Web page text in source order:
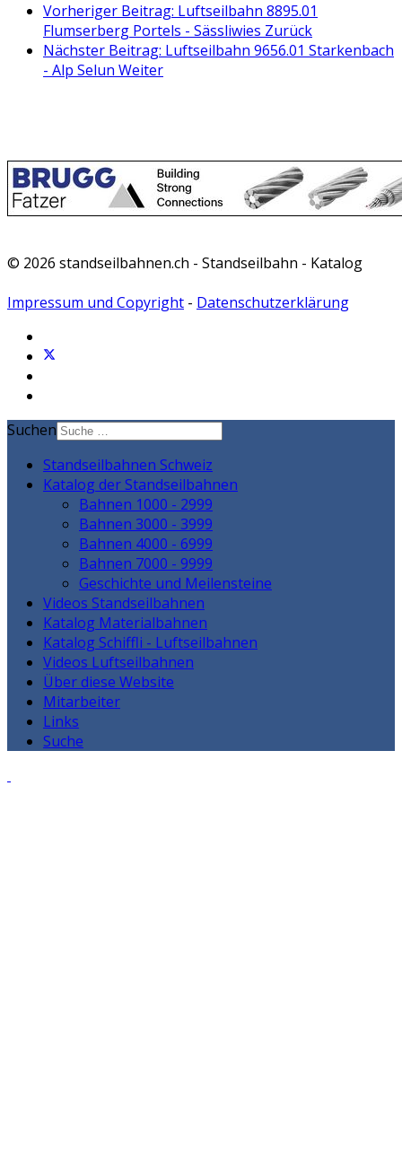
Vorheriger Beitrag: Luftseilbahn 8895.01
Flumserberg Portels - Sässliwies Zurück
Nächster Beitrag: Luftseilbahn 9656.01 Starkenbach
- Alp Selun Weiter
© 2026 standseilbahnen.ch - Standseilbahn - Katalog
Impressum und Copyright - Datenschutzerklärung
Suchen
Standseilbahnen Schweiz
Katalog der Standseilbahnen
Bahnen 1000 - 2999
Bahnen 3000 - 3999
Bahnen 4000 - 6999
Bahnen 7000 - 9999
Geschichte und Meilensteine
Videos Standseilbahnen
Katalog Materialbahnen
Katalog Schiffli - Luftseilbahnen
Videos Luftseilbahnen
Über diese Website
Mitarbeiter
Links
Suche